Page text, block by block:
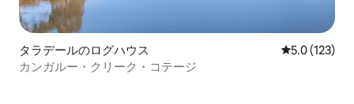
タラデールのログハウス レビュー123
5.0 (123)
カンガルー・クリーク・コテージ